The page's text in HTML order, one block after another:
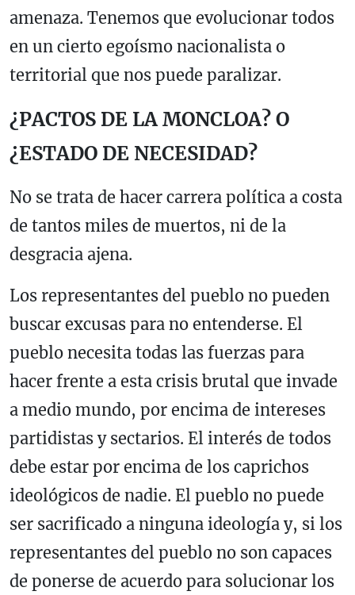
amenaza. Tenemos que evolucionar todos
en un cierto egoísmo nacionalista o
territorial que nos puede paralizar.
¿PACTOS DE LA MONCLOA? O
¿ESTADO DE NECESIDAD?
No se trata de hacer carrera política a costa
de tantos miles de muertos, ni de la
desgracia ajena.
Los representantes del pueblo no pueden
buscar excusas para no entenderse. El
pueblo necesita todas las fuerzas para
hacer frente a esta crisis brutal que invade
a medio mundo, por encima de intereses
partidistas y sectarios. El interés de todos
debe estar por encima de los caprichos
ideológicos de nadie. El pueblo no puede
ser sacrificado a ninguna ideología y, si los
representantes del pueblo no son capaces
de ponerse de acuerdo para solucionar los